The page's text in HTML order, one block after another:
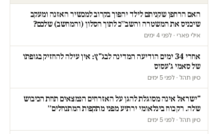
האם הרחפן שקניתם לילד יהפוך בקרוב למכשיר האזנה ומעקב
שיכניס את המשטרה והשב״כ לתוך הסלון (והמחשב) שלכם?
אילי פארי · לפני 4 ימים
אחרי 34 ימים הודיעה המדינה לבג"ץ: אין עילה להחזיק בגופתו
של סאמי ג'עסוס
סיון תהל · לפני 5 ימים
"ישראל אינה מסוגלת להגן על האזרחים הנמצאים תחת הכיבוש
שלה. רק כוח בינלאומי ירתיע מפני מתקפות המתנחלים״
סיון תהל · לפני 5 ימים